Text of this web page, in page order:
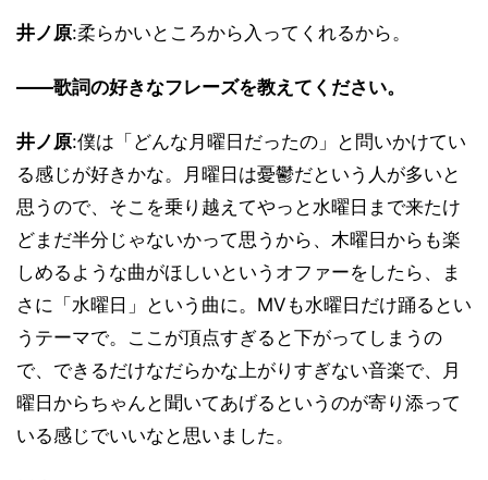
井ノ原:柔らかいところから入ってくれるから。
――歌詞の好きなフレーズを教えてください。
井ノ原:僕は「どんな月曜日だったの」と問いかけてい
る感じが好きかな。月曜日は憂鬱だという人が多いと
思うので、そこを乗り越えてやっと水曜日まで来たけ
どまだ半分じゃないかって思うから、木曜日からも楽
しめるような曲がほしいというオファーをしたら、ま
さに「水曜日」という曲に。MVも水曜日だけ踊るとい
うテーマで。ここが頂点すぎると下がってしまうの
で、できるだけなだらかな上がりすぎない音楽で、月
曜日からちゃんと聞いてあげるというのが寄り添って
いる感じでいいなと思いました。